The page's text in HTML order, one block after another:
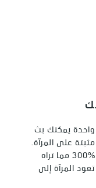
يمكنك بث
على المرآة.
تقدم هذه الرؤية مشهداً أفضل بنسبة %300 مما تراه
المرآة إلى